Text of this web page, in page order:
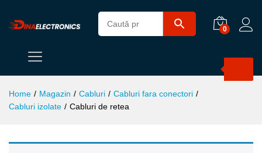
0
Home / Magazin / Cabluri / Cabluri fara conectori /
Cabluri izolate / Cabluri de retea